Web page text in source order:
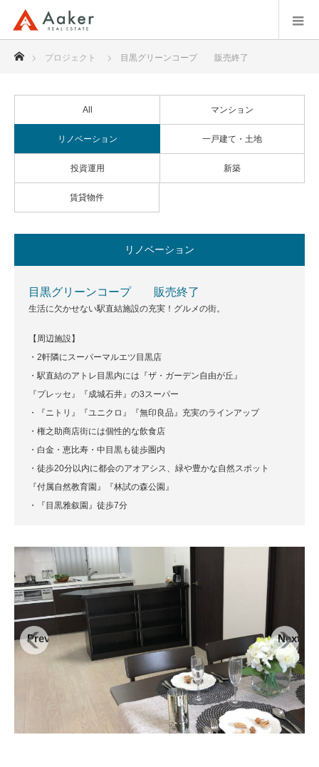
プロジェクト 目黒グリーンコープ 販売終了
All マンション
リノベーション 一戸建て・土地
投資運用 新築
賃貸物件
リノベーション
目黒グリーンコープ 販売終了
生活に欠かせない駅直結施設の充実！グルメの街。
【周辺施設】
・2軒隣にスーパーマルエツ目黒店
・駅直結のアトレ目黒内には『ザ・ガーデン自由が丘』
『プレッセ』『成城石井』の3スーパー
・『ニトリ』『ユニクロ』『無印良品』充実のラインアップ
・権之助商店街には個性的な飲食店
・白金・恵比寿・中目黒も徒歩圏内
・徒歩20分以内に都会のアオアシス、緑や豊かな自然スポット
『付属自然教育園』『林試の森公園』
・『目黒雅叙園』徒歩7分
Previous Next